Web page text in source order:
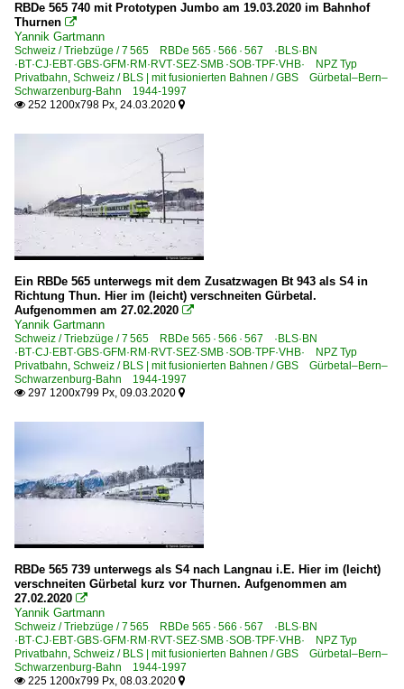
RBDe 565 740 mit Prototypen Jumbo am 19.03.2020 im Bahnhof
Thurnen 
Yannik Gartmann
Schweiz / Triebzüge / 7 565 RBDe 565 · 566 · 567 ·BLS·BN
·BT·CJ·EBT·GBS·GFM·RM·RVT·SEZ·SMB ·SOB·TPF·VHB· NPZ Typ
Privatbahn, Schweiz / BLS | mit fusionierten Bahnen / GBS Gürbetal–Bern–
Schwarzenburg-Bahn 1944-1997
 252 1200x798 Px, 24.03.2020 
Ein RBDe 565 unterwegs mit dem Zusatzwagen Bt 943 als S4 in
Richtung Thun. Hier im (leicht) verschneiten Gürbetal.
Aufgenommen am 27.02.2020 
Yannik Gartmann
Schweiz / Triebzüge / 7 565 RBDe 565 · 566 · 567 ·BLS·BN
·BT·CJ·EBT·GBS·GFM·RM·RVT·SEZ·SMB ·SOB·TPF·VHB· NPZ Typ
Privatbahn, Schweiz / BLS | mit fusionierten Bahnen / GBS Gürbetal–Bern–
Schwarzenburg-Bahn 1944-1997
 297 1200x799 Px, 09.03.2020 
RBDe 565 739 unterwegs als S4 nach Langnau i.E. Hier im (leicht)
verschneiten Gürbetal kurz vor Thurnen. Aufgenommen am
27.02.2020 
Yannik Gartmann
Schweiz / Triebzüge / 7 565 RBDe 565 · 566 · 567 ·BLS·BN
·BT·CJ·EBT·GBS·GFM·RM·RVT·SEZ·SMB ·SOB·TPF·VHB· NPZ Typ
Privatbahn, Schweiz / BLS | mit fusionierten Bahnen / GBS Gürbetal–Bern–
Schwarzenburg-Bahn 1944-1997
 225 1200x799 Px, 08.03.2020 